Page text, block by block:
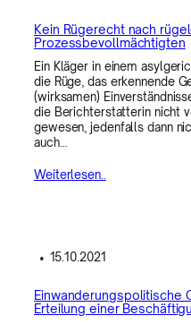
Kein Rügerecht nach
Prozessbevollmächtigten
Ein Kläger in einem
die Rüge, das erkennende
(wirksamen)
die Berichterstatterin nicht
gewesen, jedenfalls dann
auch…
Weiterlesen..
• 15.10.2021
Einwanderungspolitische
Erteilung einer